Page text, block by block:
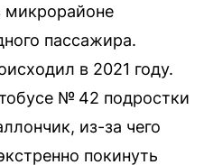
пассажира.
в 2021 году.
№ 42 подростки
из-за чего
покинуть